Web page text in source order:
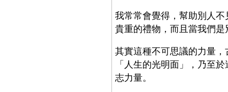
我常常會覺得，幫助別人
貴重的禮物，而且當我們
其實這種不可思議的力量
「人生的光明面」，乃至
志力量。